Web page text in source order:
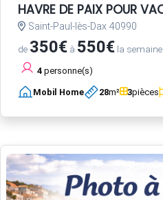
HAVRE DE PAIX POUR
Saint-Paul-lès-Dax 40990
de 350€ à 550€ la semaine
4 personne(s)
Mobil Home 28m² 3pièces